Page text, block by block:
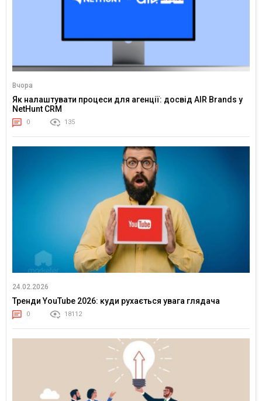
Вчора
Як налаштувати процеси для агенції: досвід AIR Brands у
NetHunt CRM
0 135
24.02.2026
Тренди YouTube 2026: куди рухається увага глядача
0 18112